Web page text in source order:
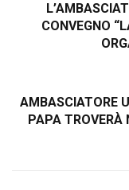
CONVEGNO
AMBASCIATORE
PAPA TROVERÀ